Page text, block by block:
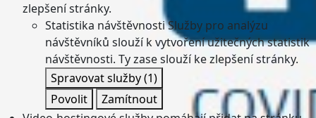
zlepšení stránky.
Statistika návštěvnostiSlužby pro analýzu
návštěvníků slouží k vytvoření užitečných statistik
návštěvnosti. Ty zase slouží ke zlepšení stránky.
Spravovat služby(1)
Povolit
Zamítnout